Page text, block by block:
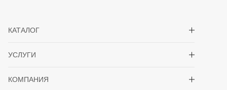
КАТАЛОГ
УСЛУГИ
КОМПАНИЯ